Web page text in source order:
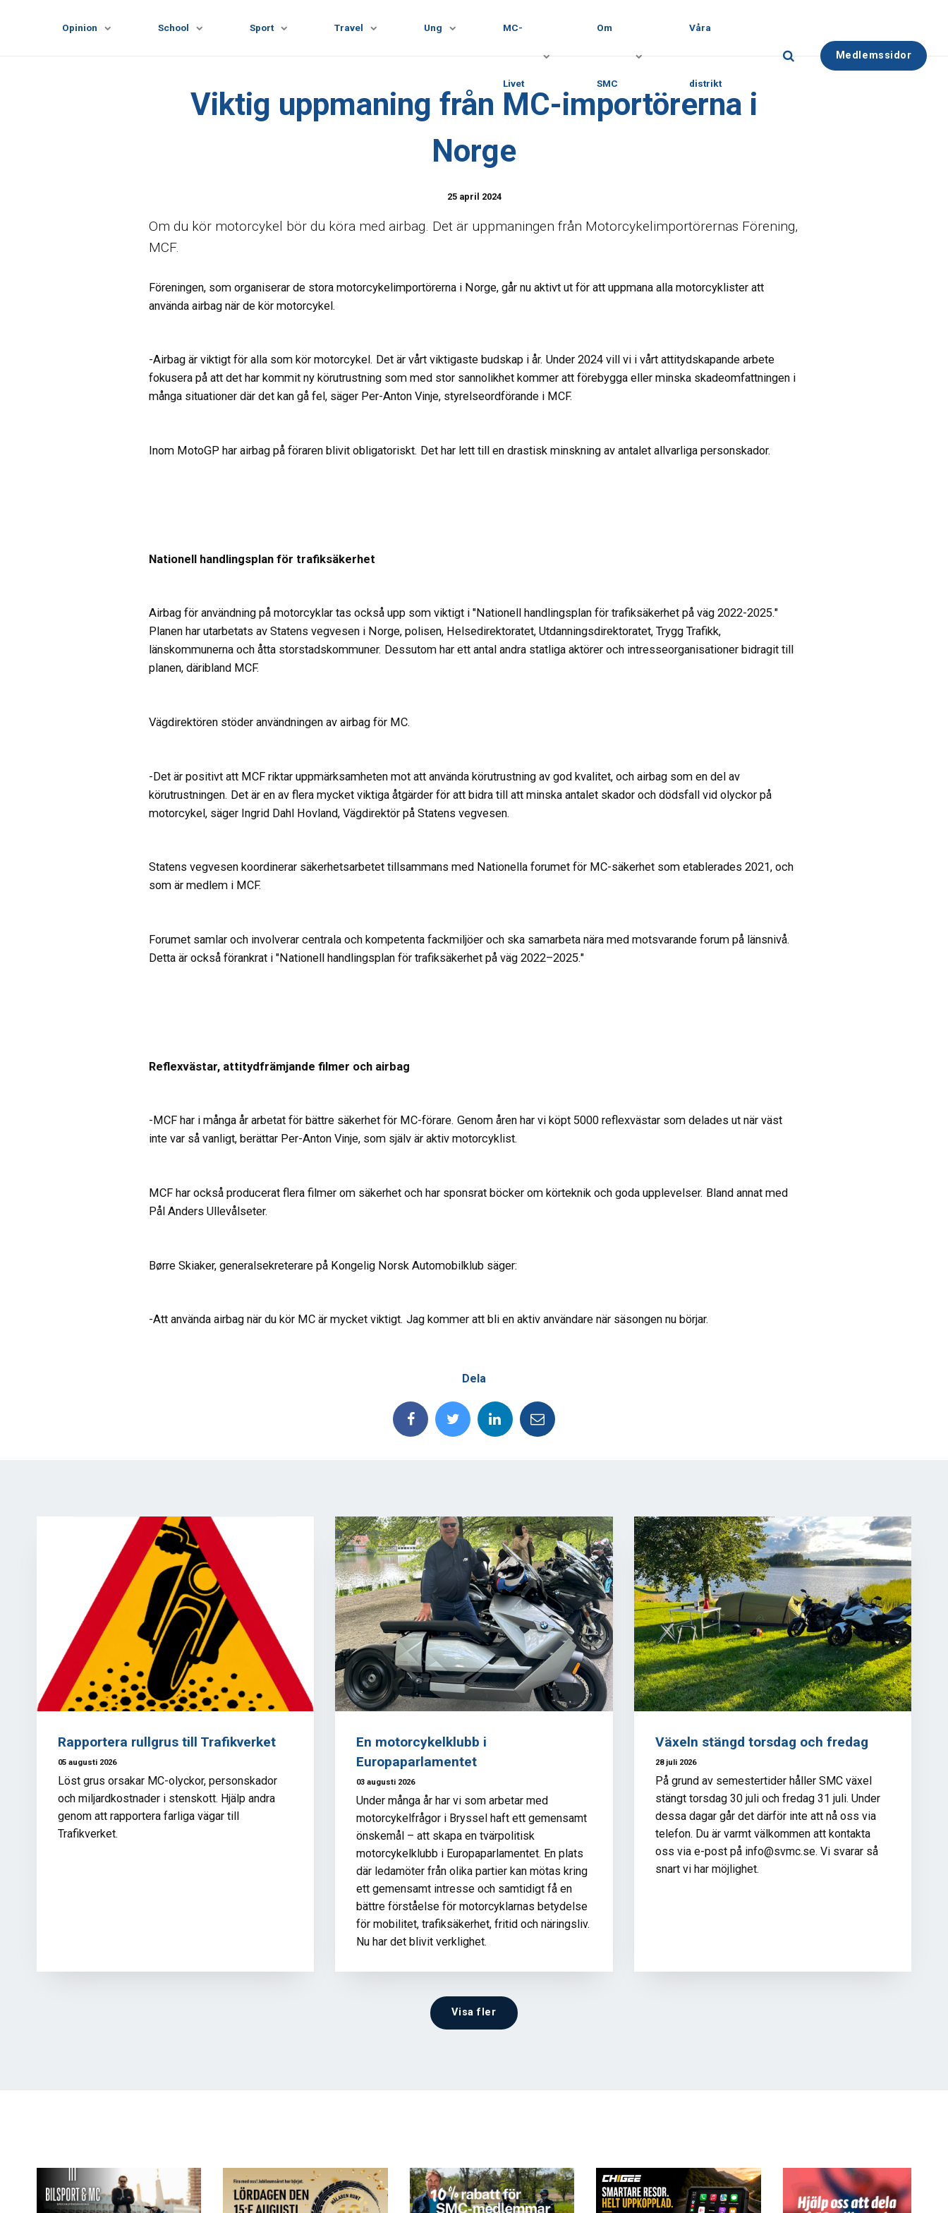
Opinion School Sport Travel Ung MC-
Livet
Om
SMC
Våra
distrikt
Medlemssidor
Viktig uppmaning från MC-importörerna i
Norge
25 april 2024
Om du kör motorcykel bör du köra med airbag. Det är uppmaningen från Motorcykelimportörernas Förening,
MCF.
Föreningen, som organiserar de stora motorcykelimportörerna i Norge, går nu aktivt ut för att uppmana alla motorcyklister att
använda airbag när de kör motorcykel.
-Airbag är viktigt för alla som kör motorcykel. Det är vårt viktigaste budskap i år. Under 2024 vill vi i vårt attitydskapande arbete
fokusera på att det har kommit ny körutrustning som med stor sannolikhet kommer att förebygga eller minska skadeomfattningen i
många situationer där det kan gå fel, säger Per-Anton Vinje, styrelseordförande i MCF.
Inom MotoGP har airbag på föraren blivit obligatoriskt. Det har lett till en drastisk minskning av antalet allvarliga personskador.
Nationell handlingsplan för trafiksäkerhet
Airbag för användning på motorcyklar tas också upp som viktigt i "Nationell handlingsplan för trafiksäkerhet på väg 2022-2025."
Planen har utarbetats av Statens vegvesen i Norge, polisen, Helsedirektoratet, Utdanningsdirektoratet, Trygg Trafikk,
länskommunerna och åtta storstadskommuner. Dessutom har ett antal andra statliga aktörer och intresseorganisationer bidragit till
planen, däribland MCF.
Vägdirektören stöder användningen av airbag för MC.
-Det är positivt att MCF riktar uppmärksamheten mot att använda körutrustning av god kvalitet, och airbag som en del av
körutrustningen. Det är en av flera mycket viktiga åtgärder för att bidra till att minska antalet skador och dödsfall vid olyckor på
motorcykel, säger Ingrid Dahl Hovland, Vägdirektör på Statens vegvesen.
Statens vegvesen koordinerar säkerhetsarbetet tillsammans med Nationella forumet för MC-säkerhet som etablerades 2021, och
som är medlem i MCF.
Forumet samlar och involverar centrala och kompetenta fackmiljöer och ska samarbeta nära med motsvarande forum på länsnivå.
Detta är också förankrat i "Nationell handlingsplan för trafiksäkerhet på väg 2022–2025."
Reflexvästar, attitydfrämjande filmer och airbag
-MCF har i många år arbetat för bättre säkerhet för MC-förare. Genom åren har vi köpt 5000 reflexvästar som delades ut när väst
inte var så vanligt, berättar Per-Anton Vinje, som själv är aktiv motorcyklist.
MCF har också producerat flera filmer om säkerhet och har sponsrat böcker om körteknik och goda upplevelser. Bland annat med
Pål Anders Ullevålseter.
Børre Skiaker, generalsekreterare på Kongelig Norsk Automobilklub säger:
-Att använda airbag när du kör MC är mycket viktigt. Jag kommer att bli en aktiv användare när säsongen nu börjar.
Dela
Rapportera rullgrus till Trafikverket
05 augusti 2026
Löst grus orsakar MC-olyckor, personskador
och miljardkostnader i stenskott. Hjälp andra
genom att rapportera farliga vägar till
Trafikverket.
En motorcykelklubb i
Europaparlamentet
03 augusti 2026
Under många år har vi som arbetar med
motorcykelfrågor i Bryssel haft ett gemensamt
önskemål – att skapa en tvärpolitisk
motorcykelklubb i Europaparlamentet. En plats
där ledamöter från olika partier kan mötas kring
ett gemensamt intresse och samtidigt få en
bättre förståelse för motorcyklarnas betydelse
för mobilitet, trafiksäkerhet, fritid och näringsliv.
Nu har det blivit verklighet.
Växeln stängd torsdag och fredag
28 juli 2026
På grund av semestertider håller SMC växel
stängt torsdag 30 juli och fredag 31 juli. Under
dessa dagar går det därför inte att nå oss via
telefon. Du är varmt välkommen att kontakta
oss via e-post på info@svmc.se. Vi svarar så
snart vi har möjlighet.
Visa fler